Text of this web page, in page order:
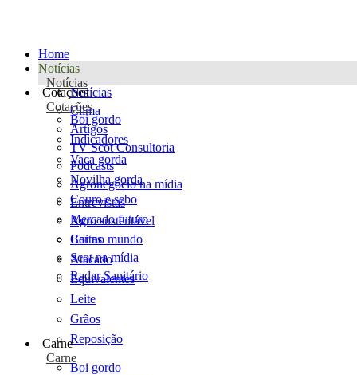
Home
Notícias
Notícias
Notícias
Clima
Artigos
TV Scot Consultoria
Podcasts
Agronegócio na mídia
Entrevistas
Agro sustentável
Cartas
Scot na mídia
Radar Sanitário
Cotações
Cotações
Boi gordo
Indicadores
Vaca gorda
Novilha gorda
Couro e sebo
Mercado futuro
Boi no mundo
Atacado
Equivalentes
Leite
Grãos
Reposição
Carne
Carne
Boi gordo